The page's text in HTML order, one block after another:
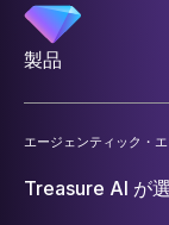
製品
エージェンティック・
Treasure AI が